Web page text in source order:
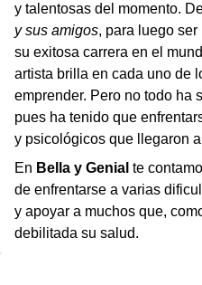
y talentosas del momento.
y sus amigos, para luego
su exitosa carrera en el
artista brilla en cada uno de
emprender. Pero no todo ha
pues ha tenido que
y psicológicos que llegaron
En Bella y Genial te
de enfrentarse a varias
y apoyar a muchos que,
debilitada su salud.